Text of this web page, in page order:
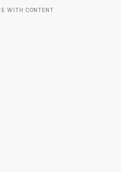
WITH CONTENT